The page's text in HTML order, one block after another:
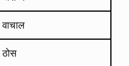
वाचाल
ठोस